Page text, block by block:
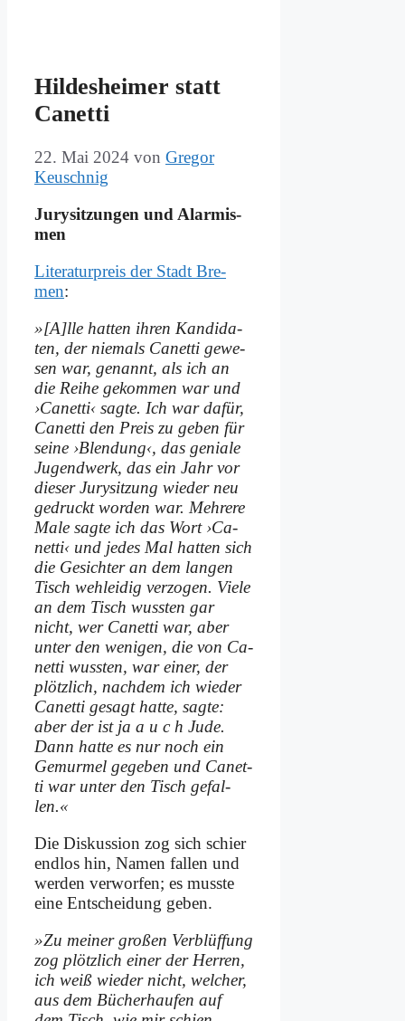
Hil­des­hei­mer statt
Ca­net­ti
22. Mai 2024 von Gregor
Keuschnig
Ju­ry­sit­zun­gen und Alar­mis­
men
Li­te­ra­tur­preis der Stadt Bre­
men:
»[A]lle hat­ten ih­ren Kan­di­da­
ten, der nie­mals Ca­net­ti ge­we­
sen war, ge­nannt, als ich an
die Rei­he ge­kom­men war und
›Ca­net­ti‹ sag­te. Ich war da­für,
Ca­net­ti den Preis zu ge­ben für
sei­ne ›Blen­dung‹, das ge­nia­le
Ju­gend­werk, das ein Jahr vor
die­ser Ju­ry­sit­zung wie­der neu
ge­druckt wor­den war. Meh­re­re
Ma­le sag­te ich das Wort ›Ca­
net­ti‹ und je­des Mal hat­ten sich
die Ge­sich­ter an dem lan­gen
Tisch weh­lei­dig ver­zo­gen. Vie­le
an dem Tisch wuss­ten gar
nicht, wer Ca­net­ti war, aber
un­ter den we­ni­gen, die von Ca­
net­ti wuss­ten, war ei­ner, der
plötz­lich, nach­dem ich wie­der
Ca­net­ti ge­sagt hat­te, sag­te:
aber der ist ja a u c h Ju­de.
Dann hat­te es nur noch ein
Ge­mur­mel ge­ge­ben und Ca­net­
ti war un­ter den Tisch ge­fal­
len.«
Die Dis­kus­si­on zog sich schier
end­los hin, Na­men fal­len und
wer­den ver­wor­fen; es muss­te
ei­ne Ent­schei­dung ge­ben.
»Zu mei­ner gro­ßen Ver­blüf­fung
zog plötz­lich ei­ner der Her­ren,
ich weiß wie­der nicht, wel­cher,
aus dem Bü­cher­hau­fen auf